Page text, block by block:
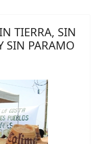
TIERRA, SIN
SIN PARAMO